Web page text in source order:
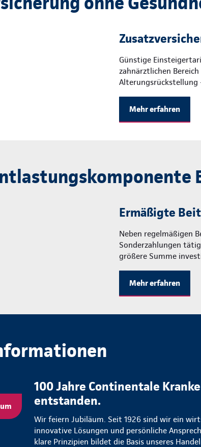
Günstige
zahnärztlichen
Alterungsrückstellung
Mehr erfahren
Ermäßigte
Neben regelmäßigen
Sonderzahlungen
größere Summe
Mehr erfahren
100 Jahre Continentale
entstanden.
Wir feiern Jubiläum. Seit 1926 sind wir ein
innovative Lösungen und persönliche
klare Prinzipien bildet die Basis unseres